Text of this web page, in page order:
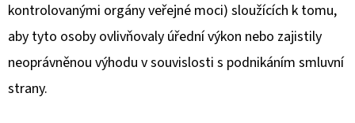
kontrolovanými orgány veřejné moci) sloužících k tomu,
aby tyto osoby ovlivňovaly úřední výkon nebo zajistily
neoprávněnou výhodu v souvislosti s podnikáním smluvní
strany.